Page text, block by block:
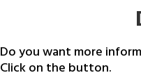
Do you want more
Click on the button.